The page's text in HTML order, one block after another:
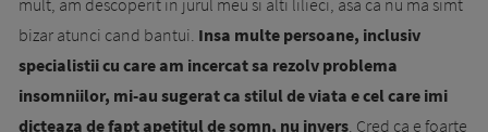
mult, am descoperit in jurul meu si alti lilieci, asa ca nu ma simt
bizar atunci cand bantui. Insa multe persoane, inclusiv
specialistii cu care am incercat sa rezolv problema
insomniilor, mi-au sugerat ca stilul de viata e cel care imi
dicteaza de fapt apetitul de somn, nu invers. Cred ca e foarte